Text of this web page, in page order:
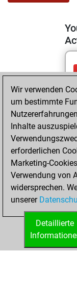
Wir verwenden
um bestimmte
Inhalte
erforderlichen
Marketing-
Verwendung von
widersprechen.
unserer
Detaillierte